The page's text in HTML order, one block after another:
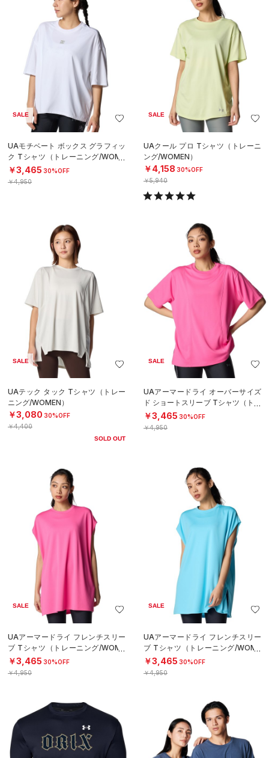
SALE
UAモチベート ボックス グラフィッ
ク Tシャツ（トレーニング/WOME
N）
￥3,465 30%OFF
￥4,950
SALE
UAクール プロ Tシャツ（トレーニ
ング/WOMEN）
￥4,158 30%OFF
￥5,940
SALE
UAテック タック Tシャツ（トレー
ニング/WOMEN）
￥3,080 30%OFF
￥4,400
SOLD OUT
SALE
UAアーマードライ オーバーサイズ
ド ショートスリーブ Tシャツ（トレ
ーニング/WOMEN）
￥3,465 30%OFF
￥4,950
SALE
UAアーマードライ フレンチスリー
ブ Tシャツ（トレーニング/WOME
N）
￥3,465 30%OFF
￥4,950
SALE
UAアーマードライ フレンチスリー
ブ Tシャツ（トレーニング/WOME
N）
￥3,465 30%OFF
￥4,950